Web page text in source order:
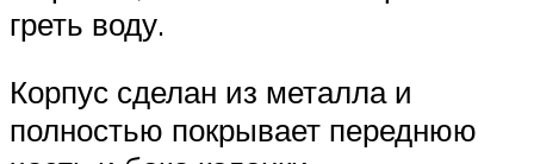
греть воду.
Корпус сделан из металла и
полностью покрывает переднюю